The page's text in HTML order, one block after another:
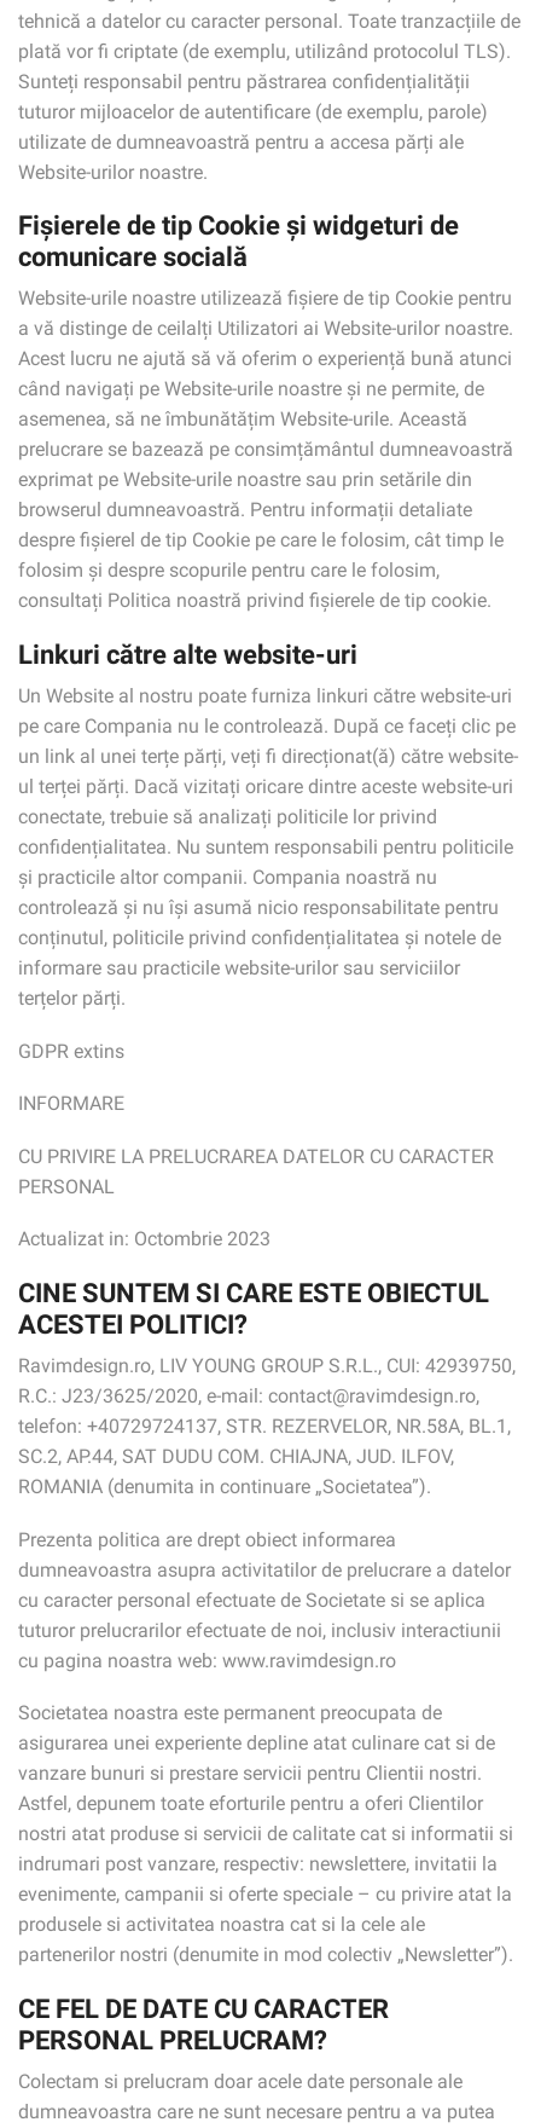
tehnică a datelor cu caracter personal. Toate tranzacțiile de
plată vor fi criptate (de exemplu, utilizând protocolul TLS).
Sunteți responsabil pentru păstrarea confidențialității
tuturor mijloacelor de autentificare (de exemplu, parole)
utilizate de dumneavoastră pentru a accesa părți ale
Website-urilor noastre.
Fișierele de tip Cookie și widgeturi de
comunicare socială
Website-urile noastre utilizează fișiere de tip Cookie pentru
a vă distinge de ceilalți Utilizatori ai Website-urilor noastre.
Acest lucru ne ajută să vă oferim o experiență bună atunci
când navigați pe Website-urile noastre și ne permite, de
asemenea, să ne îmbunătățim Website-urile. Această
prelucrare se bazează pe consimțământul dumneavoastră
exprimat pe Website-urile noastre sau prin setările din
browserul dumneavoastră. Pentru informații detaliate
despre fișierel de tip Cookie pe care le folosim, cât timp le
folosim și despre scopurile pentru care le folosim,
consultați Politica noastră privind fișierele de tip cookie.
Linkuri către alte website-uri
Un Website al nostru poate furniza linkuri către website-uri
pe care Compania nu le controlează. După ce faceți clic pe
un link al unei terțe părți, veți fi direcționat(ă) către website-
ul terței părți. Dacă vizitați oricare dintre aceste website-uri
conectate, trebuie să analizați politicile lor privind
confidențialitatea. Nu suntem responsabili pentru politicile
și practicile altor companii. Compania noastră nu
controlează și nu își asumă nicio responsabilitate pentru
conținutul, politicile privind confidențialitatea și notele de
informare sau practicile website-urilor sau serviciilor
terțelor părți.
GDPR extins
INFORMARE
CU PRIVIRE LA PRELUCRAREA DATELOR CU CARACTER
PERSONAL
Actualizat in: Octombrie 2023
CINE SUNTEM SI CARE ESTE OBIECTUL
ACESTEI POLITICI?
Ravimdesign.ro, LIV YOUNG GROUP S.R.L., CUI: 42939750,
R.C.: J23/3625/2020, e-mail: contact@ravimdesign.ro,
telefon: +40729724137, STR. REZERVELOR, NR.58A, BL.1,
SC.2, AP.44, SAT DUDU COM. CHIAJNA, JUD. ILFOV,
ROMANIA (denumita in continuare „Societatea”).
Prezenta politica are drept obiect informarea
dumneavoastra asupra activitatilor de prelucrare a datelor
cu caracter personal efectuate de Societate si se aplica
tuturor prelucrarilor efectuate de noi, inclusiv interactiunii
cu pagina noastra web: www.ravimdesign.ro
Societatea noastra este permanent preocupata de
asigurarea unei experiente depline atat culinare cat si de
vanzare bunuri si prestare servicii pentru Clientii nostri.
Astfel, depunem toate eforturile pentru a oferi Clientilor
nostri atat produse si servicii de calitate cat si informatii si
indrumari post vanzare, respectiv: newslettere, invitatii la
evenimente, campanii si oferte speciale – cu privire atat la
produsele si activitatea noastra cat si la cele ale
partenerilor nostri (denumite in mod colectiv „Newsletter”).
CE FEL DE DATE CU CARACTER
PERSONAL PRELUCRAM?
Colectam si prelucram doar acele date personale ale
dumneavoastra care ne sunt necesare pentru a va putea